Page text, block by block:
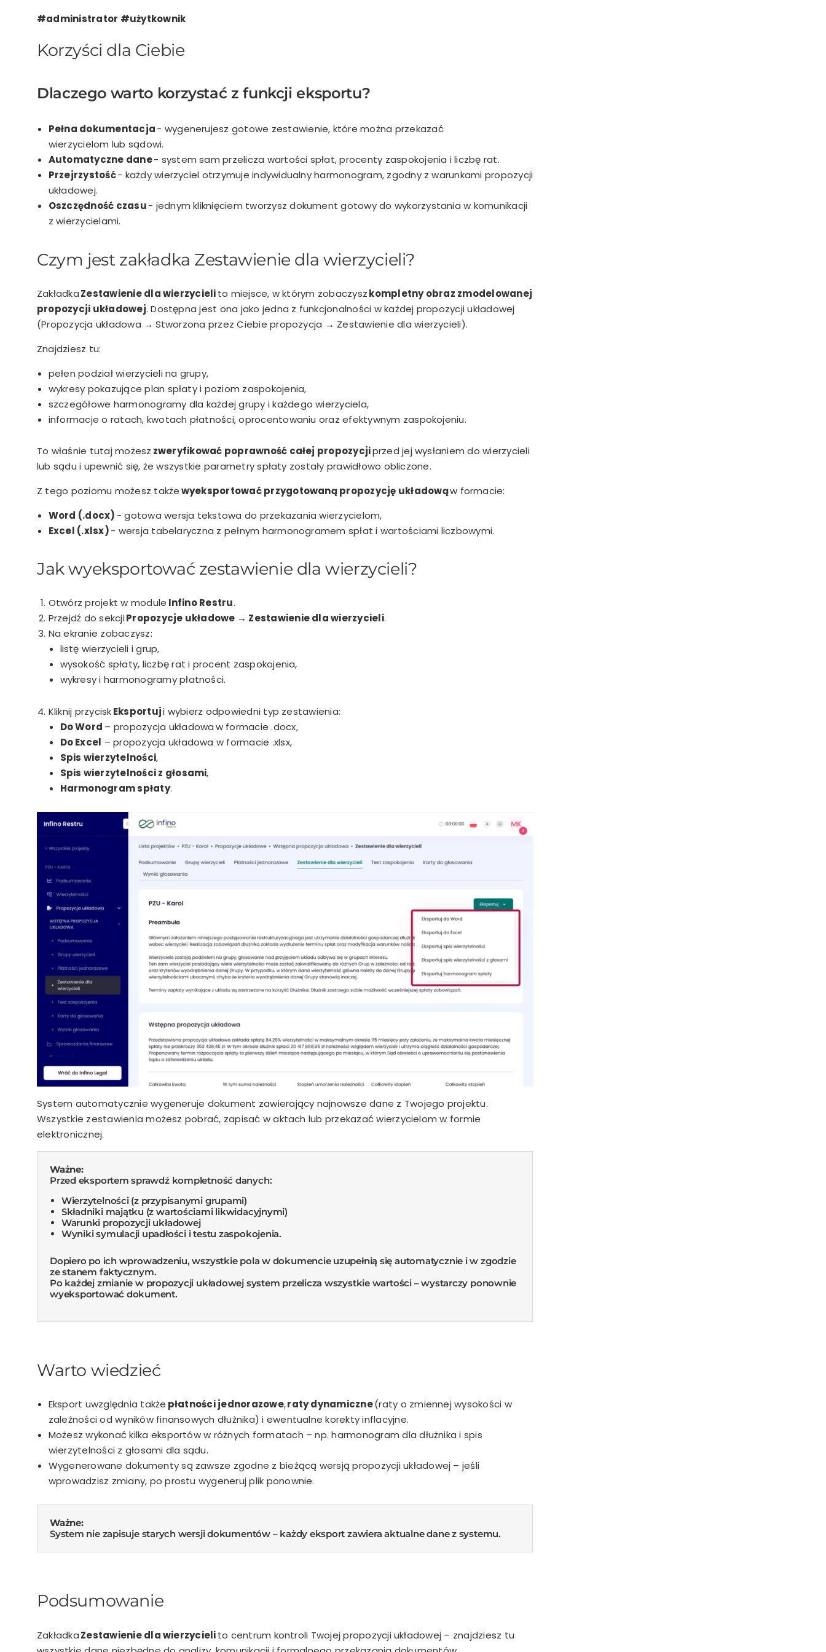
#administrator #użytkownik
Korzyści dla Ciebie
Dlaczego warto korzystać z funkcji eksportu?
Pełna dokumentacja- wygenerujesz gotowe zestawienie, które można przekazać
wierzycielom lub sądowi.
Automatyczne dane- system sam przelicza wartości spłat, procenty zaspokojenia i liczbę rat.
Przejrzystość- każdy wierzyciel otrzymuje indywidualny harmonogram, zgodny z warunkami propozycji
układowej.
Oszczędność czasu- jednym kliknięciem tworzysz dokument gotowy do wykorzystania w komunikacji
z wierzycielami.
Czym jest zakładka Zestawienie dla wierzycieli?
ZakładkaZestawienie dla wierzycielito miejsce, w którym zobaczyszkompletny obraz zmodelowanej
propozycji układowej. Dostępna jest ona jako jedna z funkcjonalności w każdej propozycji układowej
(Propozycja układowa → Stworzona przez Ciebie propozycja → Zestawienie dla wierzycieli).
Znajdziesz tu:
pełen podział wierzycieli na grupy,
wykresy pokazujące plan spłaty i poziom zaspokojenia,
szczegółowe harmonogramy dla każdej grupy i każdego wierzyciela,
informacje o ratach, kwotach płatności, oprocentowaniu oraz efektywnym zaspokojeniu.
To właśnie tutaj możesz zweryfikować poprawność całej propozycjiprzed jej wysłaniem do wierzycieli
lub sądu i upewnić się, że wszystkie parametry spłaty zostały prawidłowo obliczone.
Z tego poziomu możesz takżewyeksportować przygotowaną propozycję układowąw formacie:
Word (.docx) - gotowa wersja tekstowa do przekazania wierzycielom,
Excel (.xlsx)- wersja tabelaryczna z pełnym harmonogramem spłat i wartościami liczbowymi.
Jak wyeksportować zestawienie dla wierzycieli?
Otwórz projekt w module Infino Restru.
Przejdź do sekcjiPropozycje układowe → Zestawienie dla wierzycieli.
Na ekranie zobaczysz:
listę wierzycieli i grup,
wysokość spłaty, liczbę rat i procent zaspokojenia,
wykresy i harmonogramy płatności.
Kliknij przyciskEksportuji wybierz odpowiedni typ zestawienia:
Do Word – propozycja układowaw formacie .docx,
Do Excel – propozycja układowa w formacie .xlsx,
Spis wierzytelności,
Spis wierzytelności z głosami,
Harmonogram spłaty.
System automatycznie wygeneruje dokument zawierający najnowsze dane z Twojego projektu.
Wszystkie zestawienia możesz pobrać, zapisać w aktach lub przekazać wierzycielom w formie
elektronicznej.
Ważne:
Przed eksportem sprawdź kompletność danych:
Wierzytelności (z przypisanymi grupami)
Składniki majątku (z wartościami likwidacyjnymi)
Warunki propozycji układowej
Wyniki symulacji upadłości i testu zaspokojenia.
Dopiero po ich wprowadzeniu, wszystkie pola w dokumencie uzupełnią się automatycznie i w zgodzie
ze stanem faktycznym.
Po każdej zmianie w propozycji układowej system przelicza wszystkie wartości – wystarczy ponownie
wyeksportować dokument.
Warto wiedzieć
Eksport uwzględnia także płatności jednorazowe,raty dynamiczne(raty o zmiennej wysokości w
zależności od wyników finansowych dłużnika)i ewentualne korekty inflacyjne.
Możesz wykonać kilka eksportów w różnych formatach – np. harmonogram dla dłużnika i spis
wierzytelności z głosami dla sądu.
Wygenerowane dokumenty są zawsze zgodne z bieżącą wersją propozycji układowej – jeśli
wprowadzisz zmiany, po prostu wygeneruj plik ponownie.
Ważne:
System nie zapisuje starych wersji dokumentów – każdy eksport zawiera aktualne dane z systemu.
Podsumowanie
ZakładkaZestawienie dla wierzycielito centrum kontroli Twojej propozycji układowej – znajdziesz tu